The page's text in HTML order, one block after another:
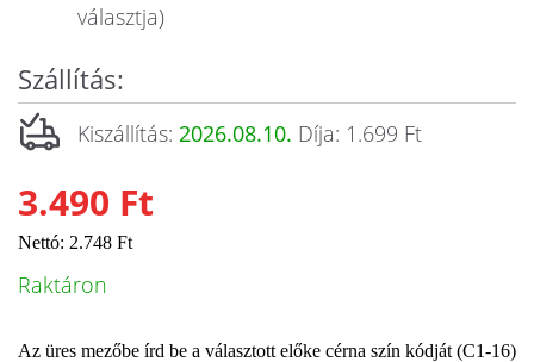
választja)
Szállítás:
Kiszállítás: 2026.08.10. Díja: 1.699 Ft
3.490 Ft
Nettó: 2.748 Ft
Raktáron
Az üres mezőbe írd be a választott előke cérna szín kódját (C1-16)